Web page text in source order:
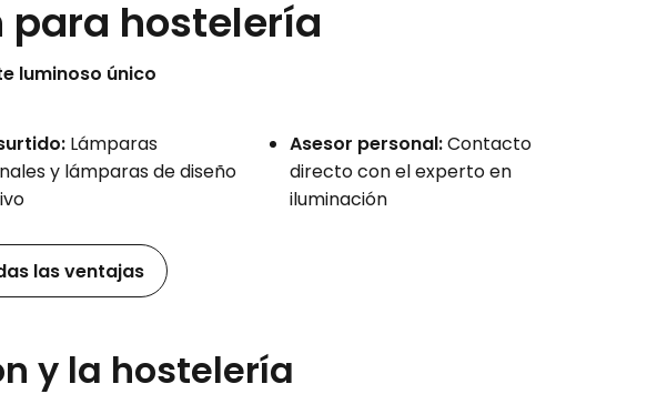
hostelería
luminoso único
Lámparas
y lámparas de diseño
Asesor personal:Contacto
directo con el experto en
iluminación
las ventajas
y la hostelería